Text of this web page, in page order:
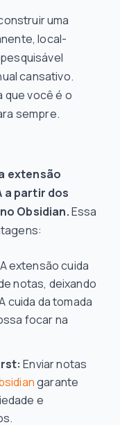
uma
local-
cansativo.
que você é o
sempre.
extensão
a partir dos
Obsidian.Essa
A extensão cuida
notas, deixando
cuida da tomada
focar na
Enviar notas
garante
e